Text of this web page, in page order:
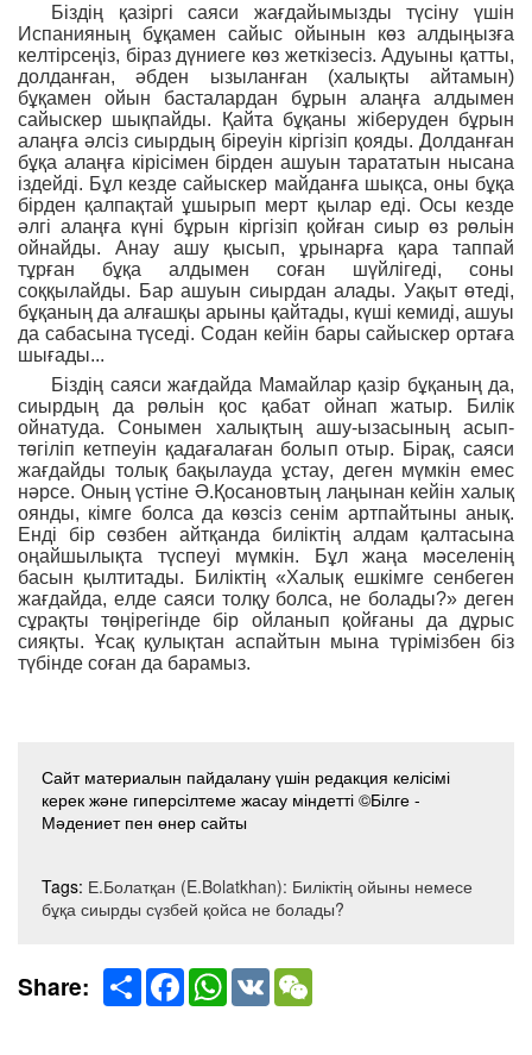
Біздің қазіргі саяси жағдайымызды түсіну үшін
Испанияның бұқамен сайыс ойынын көз алдыңызға
келтірсеңіз, біраз дүниеге көз жеткізесіз. Адуыны қатты,
долданған, әбден ызыланған (халықты айтамын)
бұқамен ойын басталардан бұрын алаңға алдымен
сайыскер шықпайды. Қайта бұқаны жіберуден бұрын
алаңға әлсіз сиырдың біреуін кіргізіп қояды. Долданған
бұқа алаңға кірісімен бірден ашуын тарататын нысана
іздейді. Бұл кезде сайыскер майданға шықса, оны бұқа
бірден қалпақтай ұшырып мерт қылар еді. Осы кезде
әлгі алаңға күні бұрын кіргізіп қойған сиыр өз рөльін
ойнайды. Анау ашу қысып, ұрынарға қара таппай
тұрған бұқа алдымен соған шүйлігеді, соны
соққылайды. Бар ашуын сиырдан алады. Уақыт өтеді,
бұқаның да алғашқы арыны қайтады, күші кемиді, ашуы
да сабасына түседі. Содан кейін бары сайыскер ортаға
шығады...
Біздің саяси жағдайда Мамайлар қазір бұқаның да,
сиырдың да рөльін қос қабат ойнап жатыр. Билік
ойнатуда. Сонымен халықтың ашу-ызасының асып-
төгіліп кетпеуін қадағалаған болып отыр. Бірақ, саяси
жағдайды толық бақылауда ұстау, деген мүмкін емес
нәрсе. Оның үстіне Ә.Қосановтың лаңынан кейін халық
оянды, кімге болса да көзсіз сенім артпайтыны анық.
Енді бір сөзбен айтқанда биліктің алдам қалтасына
оңайшылықта түспеуі мүмкін. Бұл жаңа мәселенің
басын қылтитады. Биліктің «Халық ешкімге сенбеген
жағдайда, елде саяси толқу болса, не болады?» деген
сұрақты төңірегінде бір ойланып қойғаны да дұрыс
сияқты. Ұсақ қулықтан аспайтын мына түрімізбен біз
түбінде соған да барамыз.
Сайт материалын пайдалану үшін редакция келісімі
керек және гиперсілтеме жасау міндетті ©Білге -
Мәдениет пен өнер сайты
Tags: Е.Болатқан (E.Bolatkhan): Биліктің ойыны немесе
бұқа сиырды сүзбей қойса не болады?
Share: Share FacebookWhatsApp
VK